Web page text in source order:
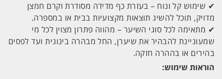
✔ שימוש קל ונוח – בעזרת כף מדידה מסודרת וקרם חמצן
מדויק, תוכל להשיג תוצאות מקצועיות בבית או במספרה.
✔ מתאימה לכל סוגי השיער – מהווה פתרון מצוין לכל מי
שמעוניינת להבהיר את שיערן, החל מבהרה בינונית ועד לפסים
בהירים או בההרה חזקה.
הוראות שימוש: